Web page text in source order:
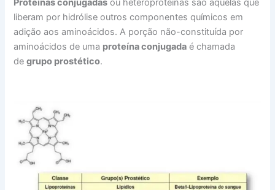
Proteínas conjugadas ou heteroproteínas são aquelas que
liberam por hidrólise outros componentes químicos em
adição aos aminoácidos. A porção não-constituída por
aminoácidos de uma proteína conjugada é chamada
degrupo prostético.